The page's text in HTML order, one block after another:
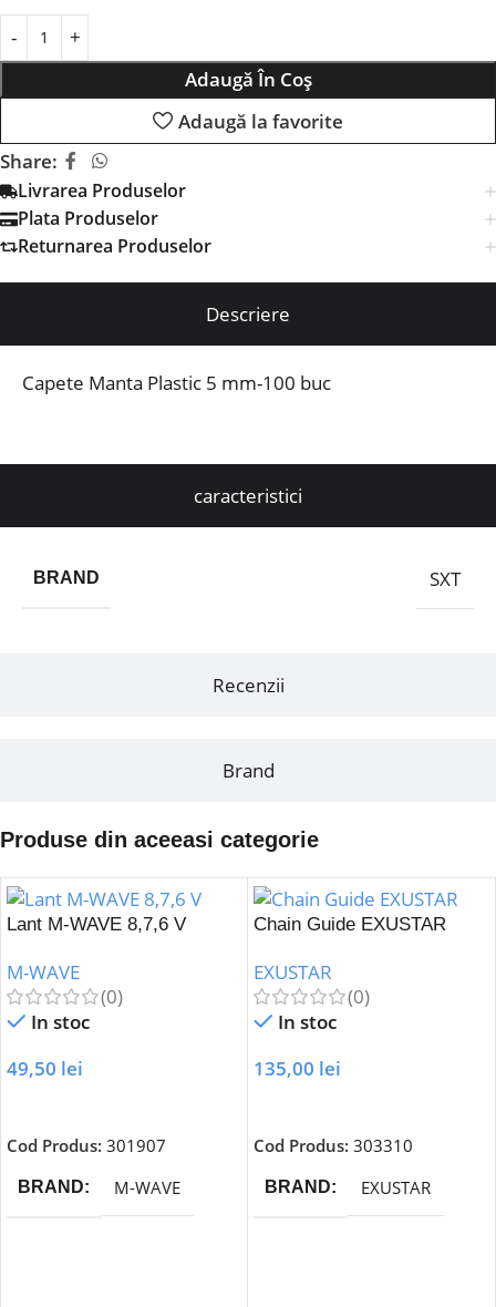
Adaugă În Coș
Adaugă la favorite
Share:
Livrarea Produselor
Plata Produselor
Returnarea Produselor
Descriere
Capete Manta Plastic 5 mm-100 buc
caracteristici
Recenzii
Brand
BRAND SXT
Produse din aceeasi categorie
Lant M-WAVE 8,7,6 V
M-WAVE
(0)
In stoc
49,50 lei
Cod Produs: 301907
BRAND M-WAVE
Chain Guide EXUSTAR
EXUSTAR
(0)
In stoc
135,00 lei
Cod Produs: 303310
BRAND EXUSTAR